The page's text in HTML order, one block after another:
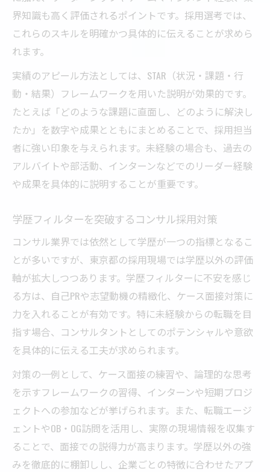
界知識も高く評価されるポイントです。採用選考では、
これらのスキルを明確かつ具体的に伝えることが求めら
れます。
実績のアピール方法としては、STAR（状況・課題・行
動・結果）フレームワークを用いた説明が効果的です。
たとえば「どのような課題に直面し、どのように解決し
たか」を数字や成果とともにまとめることで、採用担当
者に強い印象を与えられます。未経験の場合も、過去の
アルバイトや部活動、インターンなどでのリーダー経験
や成果を具体的に説明することが重要です。
学歴フィルターを突破するコンサル採用対策
コンサル業界では依然として学歴が一つの指標となるこ
とが多いですが、東京都の採用現場では学歴以外の評価
軸が拡大しつつあります。学歴フィルターに不安を感じ
る方は、自己PRや志望動機の精緻化、ケース面接対策に
力を入れることが有効です。特に未経験からの転職を目
指す場合、コンサルタントとしてのポテンシャルや意欲
を具体的に伝える工夫が求められます。
対策の一例として、ケース面接の練習や、論理的な思考
を示すフレームワークの習得、インターンや短期プロジ
ェクトへの参加などが挙げられます。また、転職エージ
ェントやOB・OG訪問を活用し、実際の現場情報を収集す
ることで、面接での説得力が高まります。学歴以外の強
みを徹底的に棚卸しし、企業ごとの特徴に合わせたアプ